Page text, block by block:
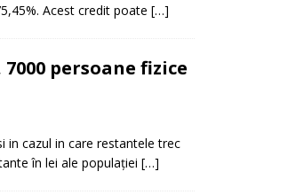
CREDIT RAPID
Acest credit poate […]
persoane fizice
in cazul in care restantele trec
în lei ale populației […]